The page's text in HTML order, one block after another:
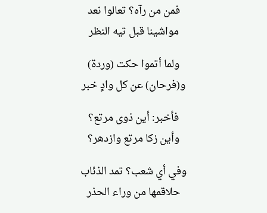
فمن من رآه؟ تعالوا نعد
مواشينا قبل تيه النظر
ولما أتموا حكت (وردة)
و(فرحان) عن كل وادٍ خبر
فأخبر: أين ذوى مرتع؟
وأين زكا مرتع وازدهر؟
وفي أي شعب؟ تمد الذئاب
حلاقمها من وراء الحذر